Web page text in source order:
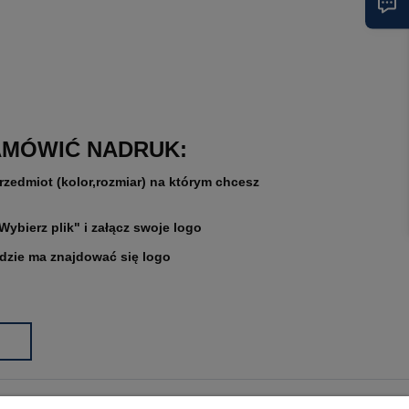
NADRUK:
(kolor,rozmiar) na którym chcesz
plik" i załącz swoje logo
ma znajdować się logo